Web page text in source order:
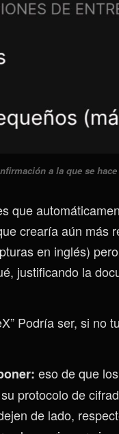
a la que se
que
crearía aún más
en inglés)
justificando la
Podría ser, si no
eso de que
protocolo de
de lado,